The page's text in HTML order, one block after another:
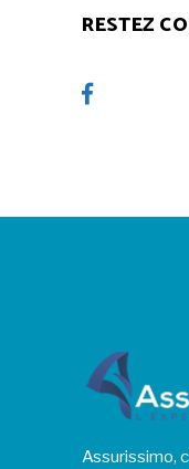
RESTEZ
Assurissimo,